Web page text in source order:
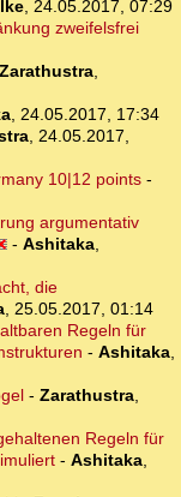
, 24.05.2017, 07:29
zweifelsfrei
Zarathustra,
, 24.05.2017, 17:34
, 24.05.2017,
10|12 points-
argumentativ
- Ashitaka,
die
, 25.05.2017, 01:14
Regeln für
- Ashitaka,
- Zarathustra,
Regeln für
- Ashitaka,